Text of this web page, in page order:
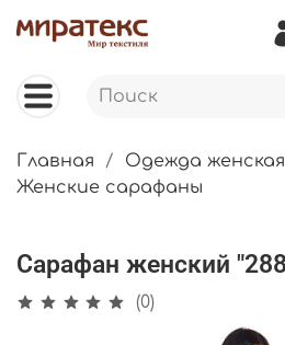
Главная
Одежда женская
Женские сарафаны
Сарафан женский
(0)